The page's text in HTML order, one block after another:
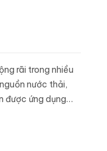
rãi trong nhiều
nước thải,
được ứng dụng